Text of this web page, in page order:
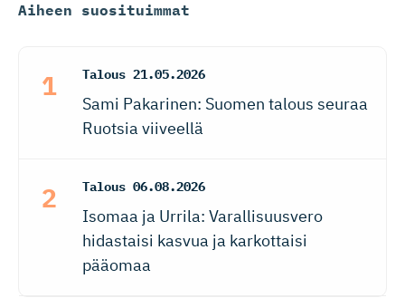
Aiheen suosituimmat
Talous 21.05.2026
Sami Pakarinen: Suomen talous seuraa
Ruotsia viiveellä
Talous 06.08.2026
Isomaa ja Urrila: Varallisuusvero
hidastaisi kasvua ja karkottaisi
pääomaa